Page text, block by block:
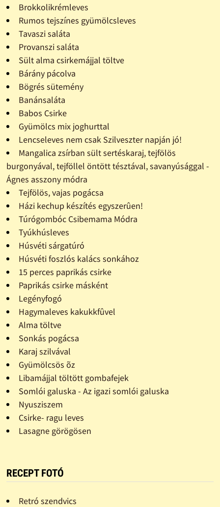
Brokkolikrémleves
Rumos tejszínes gyümölcsleves
Tavaszi saláta
Provanszi saláta
Sült alma csirkemájjal töltve
Bárány pácolva
Bögrés sütemény
Banánsaláta
Babos Csirke
Gyümölcs mix joghurttal
Lencseleves nem csak Szilveszter napján jó!
Mangalica zsírban sült sertéskaraj, tejfölös
burgonyával, tejföllel öntött tésztával, savanyúsággal -
Ágnes asszony módra
Tejfölös, vajas pogácsa
Házi kechup készítés egyszerûen!
Túrógombóc Csibemama Módra
Tyúkhúsleves
Húsvéti sárgatúró
Húsvéti foszlós kalács sonkához
15 perces paprikás csirke
Paprikás csirke másként
Legényfogó
Hagymaleves kakukkfûvel
Alma töltve
Sonkás pogácsa
Karaj szilvával
Gyümölcsös õz
Libamájjal töltött gombafejek
Somlói galuska - Az igazi somlói galuska
Nyusziszem
Csirke- ragu leves
Lasagne görögösen
RECEPT FOTÓ
Retró szendvics